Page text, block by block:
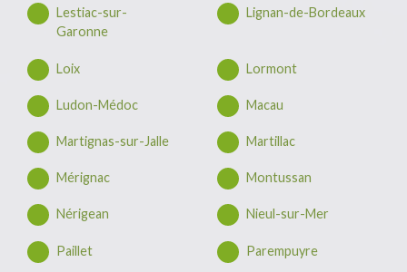
Lestiac-sur-
Garonne
Lignan-de-Bordeaux
Loix Lormont
Ludon-Médoc Macau
Martignas-sur-Jalle Martillac
Mérignac Montussan
Nérigean Nieul-sur-Mer
Paillet Parempuyre